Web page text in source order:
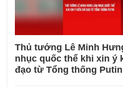
Thủ tướng Lê Minh
nhục quốc thể khi xin ý
đạo từ Tổng thống Putin